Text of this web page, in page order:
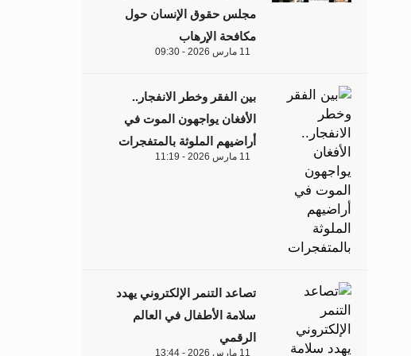
مجلس حقوق الإنسان حول
مكافحة الإرهاب
11 مارس 2026 - 09:30
بين الفقر وخطر الانفجار..
الأفغان يواجهون الموت في
أراضيهم الملوثة بالمتفجرات
11 مارس 2026 - 11:19
تصاعد التنمر الإلكتروني يهدد
سلامة الأطفال في العالم
الرقمي
11 مارس 2026 - 13:44